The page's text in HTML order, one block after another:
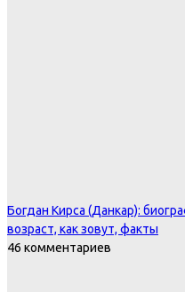
Богдан Кирса (Данкар):
возраст, как зовут, факты
46 комментариев